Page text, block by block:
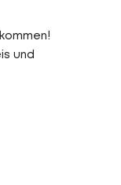
und